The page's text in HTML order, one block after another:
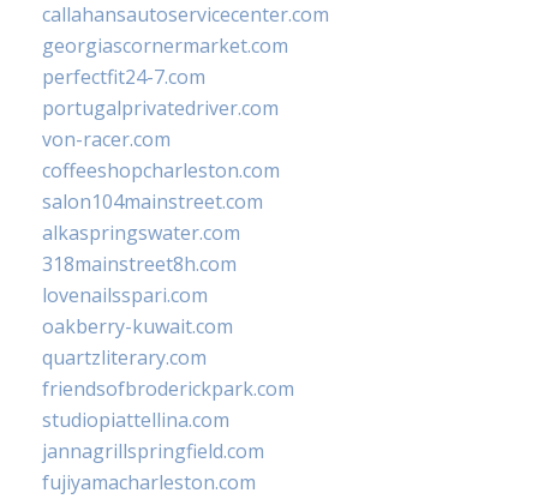
callahansautoservicecenter.com
georgiascornermarket.com
perfectfit24-7.com
portugalprivatedriver.com
von-racer.com
coffeeshopcharleston.com
salon104mainstreet.com
alkaspringswater.com
318mainstreet8h.com
lovenailsspari.com
oakberry-kuwait.com
quartzliterary.com
friendsofbroderickpark.com
studiopiattellina.com
jannagrillspringfield.com
fujiyamacharleston.com